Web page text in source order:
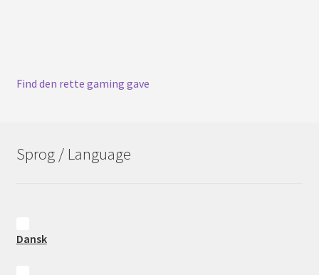
Find den rette gaming gave
Sprog / Language
Dansk